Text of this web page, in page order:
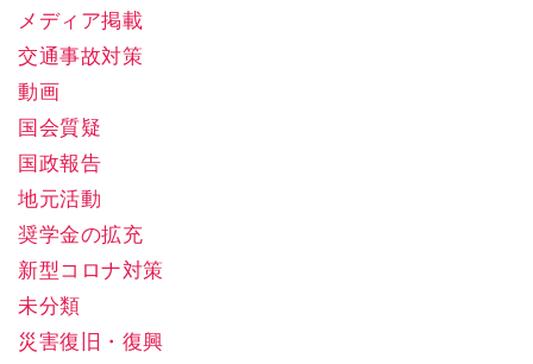
メディア掲載
交通事故対策
動画
国会質疑
国政報告
地元活動
奨学金の拡充
新型コロナ対策
未分類
災害復旧・復興